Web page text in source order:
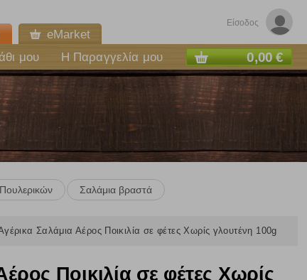
Είσοδος
eMarket
μου Η Παραγγελία μου 0,00 €
Σαλάμια βραστά
Σαλάμια Αέρος Ποικιλία σε φέτες Χωρίς γλουτένη 100g
Ποικιλία σε φέτες Χωρίς